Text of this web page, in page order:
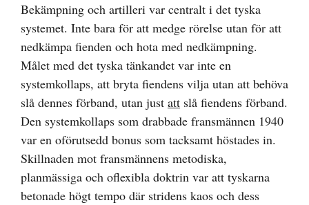
Bekämpning och artilleri var centralt i det tyska
systemet. Inte bara för att medge rörelse utan för att
nedkämpa fienden och hota med nedkämpning.
Målet med det tyska tänkandet var inte en
systemkollaps, att bryta fiendens vilja utan att behöva
slå dennes förband, utan just att slå fiendens förband.
Den systemkollaps som drabbade fransmännen 1940
var en oförutsedd bonus som tacksamt höstades in.
Skillnaden mot fransmännens metodiska,
planmässiga och oflexibla doktrin var att tyskarna
betonade högt tempo där stridens kaos och dess